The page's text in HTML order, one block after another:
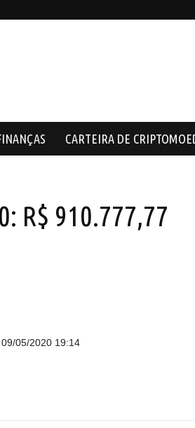
CARTEIRA DE
R$ 910.777,77
09/05/2020 19:14